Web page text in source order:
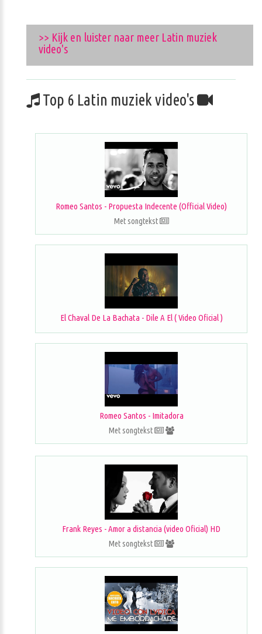
>> Kijk en luister naar meer Latin muziek
video's
Top 6 Latin muziek video's
Romeo Santos - Propuesta Indecente (Official Video)
Met songtekst
El Chaval De La Bachata - Dile A El ( Video Oficial )
Romeo Santos - Imitadora
Met songtekst
Frank Reyes - Amor a distancia (video Oficial) HD
Met songtekst